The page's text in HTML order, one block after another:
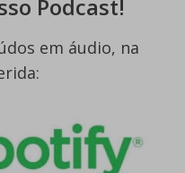
Podcast!
em áudio, na